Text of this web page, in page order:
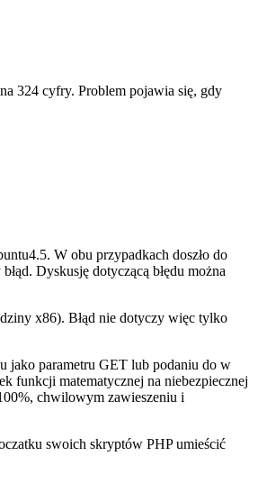
324 cyfry. Problem pojawia się, gdy
W obu przypadkach doszło do
Dyskusję dotyczącą błędu można
x86). Błąd nie dotyczy więc tylko
jako parametru GET lub podaniu do w
funkcji matematycznej na niebezpiecznej
chwilowym zawieszeniu i
swoich skryptów PHP umieścić